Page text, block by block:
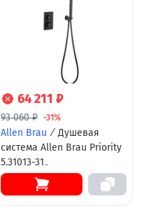
64 211 ₽
93 060 ₽ -31%
Allen Brau / Душевая
система Allen Brau Priority
5.31013-31
термостатическая,
верхний и ручной душ,